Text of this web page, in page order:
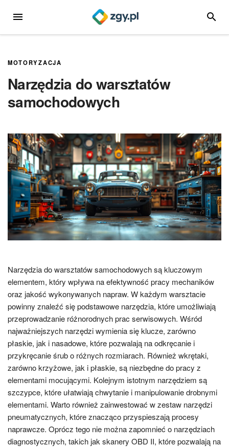
MENU
MOTORYZACJA
Narzędzia do warsztatów
samochodowych
Narzędzia do warsztatów samochodowych są kluczowym
elementem, który wpływa na efektywność pracy mechaników
oraz jakość wykonywanych napraw. W każdym warsztacie
powinny znaleźć się podstawowe narzędzia, które umożliwiają
przeprowadzanie różnorodnych prac serwisowych. Wśród
najważniejszych narzędzi wymienia się klucze, zarówno
płaskie, jak i nasadowe, które pozwalają na odkręcanie i
przykręcanie śrub o różnych rozmiarach. Również wkrętaki,
zarówno krzyżowe, jak i płaskie, są niezbędne do pracy z
elementami mocującymi. Kolejnym istotnym narzędziem są
szczypce, które ułatwiają chwytanie i manipulowanie drobnymi
elementami. Warto również zainwestować w zestaw narzędzi
pneumatycznych, które znacząco przyspieszają procesy
naprawcze. Oprócz tego nie można zapomnieć o narzędziach
diagnostycznych, takich jak skanery OBD II, które pozwalają na